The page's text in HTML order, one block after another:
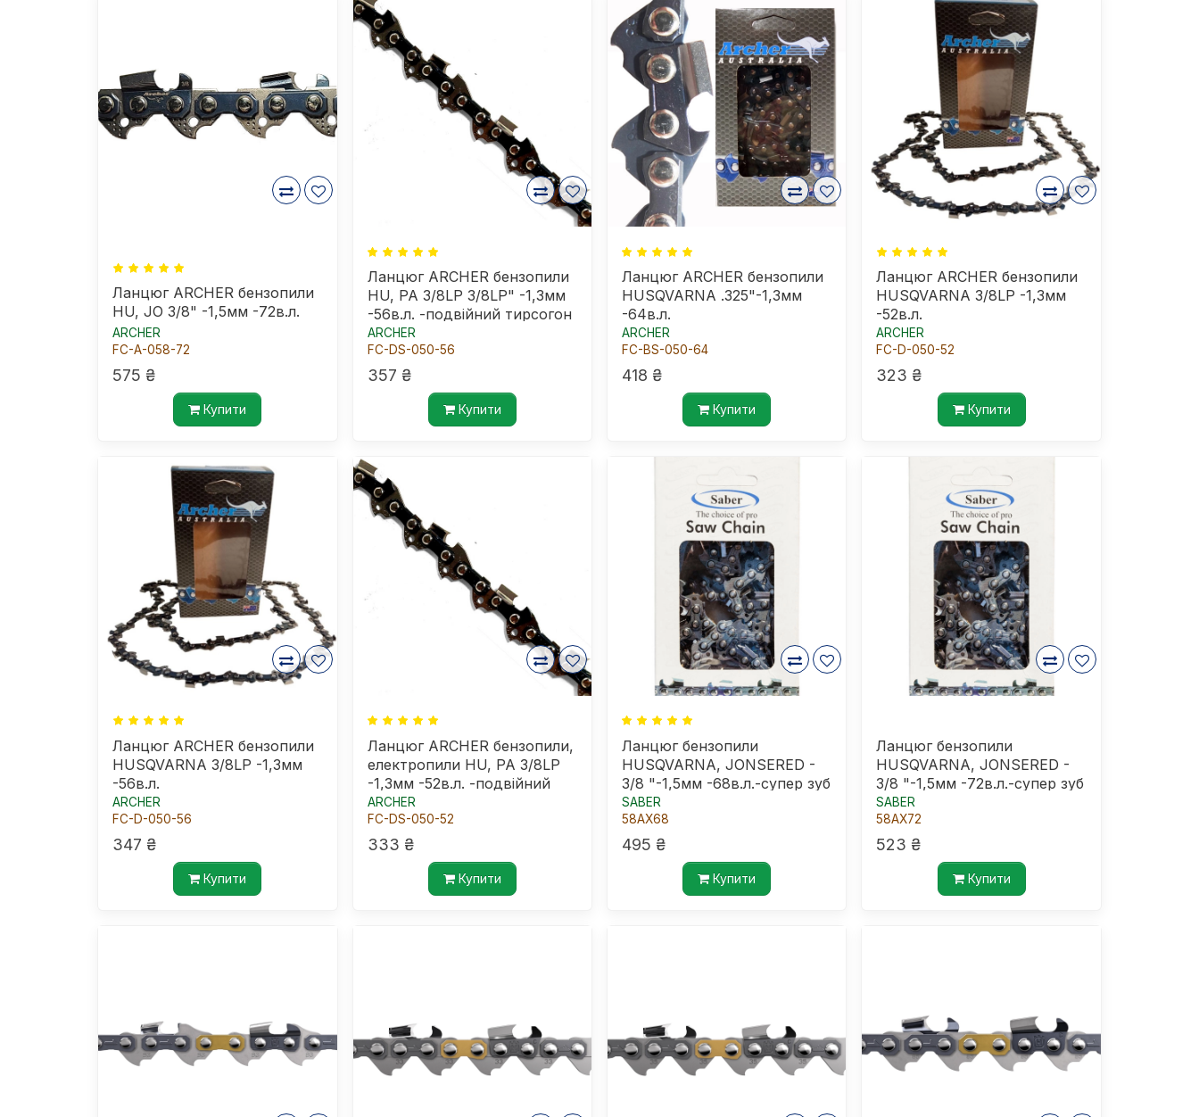
Ланцюг ARCHER бензопили
HU, JO 3/8" -1,5мм -72в.л.
ARCHER
FC-A-058-72
575 ₴
Купити
Ланцюг ARCHER бензопили
HU, PA 3/8LP 3/8LP" -1,3мм
-56в.л. -подвійний тирсогон
ARCHER
FC-DS-050-56
357 ₴
Купити
Ланцюг ARCHER бензопили
HUSQVARNA .325"-1,3мм
-64в.л.
ARCHER
FC-BS-050-64
418 ₴
Купити
Ланцюг ARCHER бензопили
HUSQVARNA 3/8LP -1,3мм
-52в.л.
ARCHER
FC-D-050-52
323 ₴
Купити
Ланцюг ARCHER бензопили
HUSQVARNA 3/8LP -1,3мм
-56в.л.
ARCHER
FC-D-050-56
347 ₴
Купити
Ланцюг ARCHER бензопили,
електропили HU, PA 3/8LP
-1,3мм -52в.л. -подвійний
тирсогон
ARCHER
FC-DS-050-52
333 ₴
Купити
Ланцюг бензопили
HUSQVARNA, JONSERED -
3/8 "-1,5мм -68в.л.-супер зуб
SABER
58AX68
495 ₴
Купити
Ланцюг бензопили
HUSQVARNA, JONSERED -
3/8 "-1,5мм -72в.л.-супер зуб
SABER
58AX72
523 ₴
Купити